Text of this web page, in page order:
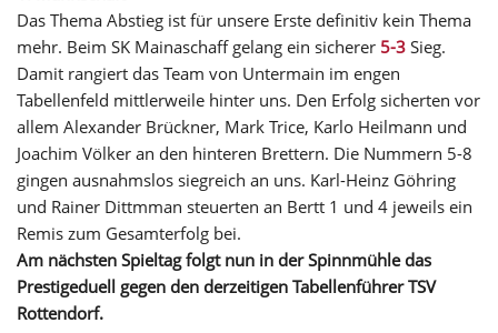
Das Thema Abstieg ist für unsere Erste definitiv kein Thema
mehr. Beim SK Mainaschaff gelang ein sicherer 5-3 Sieg.
Damit rangiert das Team von Untermain im engen
Tabellenfeld mittlerweile hinter uns. Den Erfolg sicherten vor
allem Alexander Brückner, Mark Trice, Karlo Heilmann und
Joachim Völker an den hinteren Brettern. Die Nummern 5-8
gingen ausnahmslos siegreich an uns. Karl-Heinz Göhring
und Rainer Dittmman steuerten an Bertt 1 und 4 jeweils ein
Remis zum Gesamterfolg bei.
Am nächsten Spieltag folgt nun in der Spinnmühle das
Prestigeduell gegen den derzeitigen Tabellenführer TSV
Rottendorf.